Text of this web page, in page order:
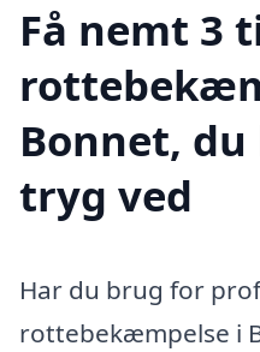
Få nemt 3
Bonnet,
tryg ved
Har du brug for
rottebekæmpelse i